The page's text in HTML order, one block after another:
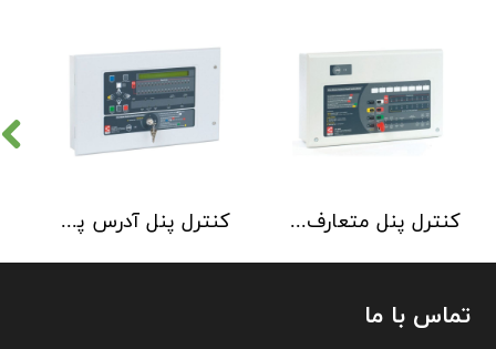
کنترل پنل آدرس پذیر C-TEC سری XFP دو لوپ 32 زون کنترل پنل متعارف C-TEC سری CFP 8 Zone
تماس با ما